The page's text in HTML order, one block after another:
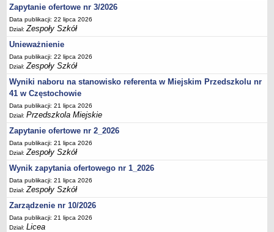
Sprawozdania
Deklaracja dostępności
DEKLARACJA DOSTĘPNOŚCI
OŚWIADCZENIA MAJĄTKOWE
PONOWNE WYKORZYSTYWANIE
UDOSTĘPNIANIE INFORMACJI PUBLICZNEJ
OCHRONA DANYCH OSOBOWYCH
Zapytanie ofertowe nr 3/2026
Data publikacji: 22 lipca 2026
Dział:Zespoły Szkół
Unieważnienie
Data publikacji: 22 lipca 2026
Dział:Zespoły Szkół
Wyniki naboru na stanowisko referenta w Miejskim Przedszkolu nr
41 w Częstochowie
Data publikacji: 21 lipca 2026
Dział:Przedszkola Miejskie
Zapytanie ofertowe nr 2_2026
Data publikacji: 21 lipca 2026
Dział:Zespoły Szkół
Wynik zapytania ofertowego nr 1_2026
Data publikacji: 21 lipca 2026
Dział:Zespoły Szkół
Zarządzenie nr 10/2026
Data publikacji: 21 lipca 2026
Dział:Licea